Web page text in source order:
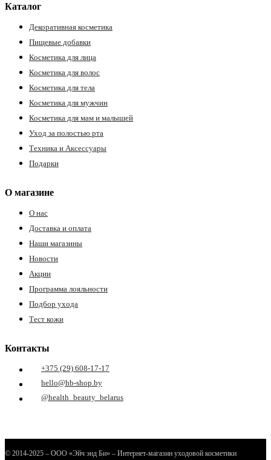
Каталог
Декоративная косметика
Пищевые добавки
Косметика для лица
Косметика для волос
Косметика для тела
Косметика для мужчин
Косметика для мам и малышей
Уход за полостью рта
Техника и Аксессуары
Подарки
О магазине
О нас
Доставка и оплата
Наши магазины
Новости
Акции
Программа лояльности
Подбор ухода
Тест кожи
Контакты
+375 (29) 608-17-17
hello@hb-shop.by
@health_beauty_belarus
© 2014-2025 – ООО «Эйч энд Би» – Интернет-магазин уходовой косметики